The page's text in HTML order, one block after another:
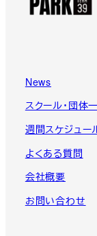
News
スクール・団体
週間スケジュー
よくある質問
会社概要
お問い合わせ